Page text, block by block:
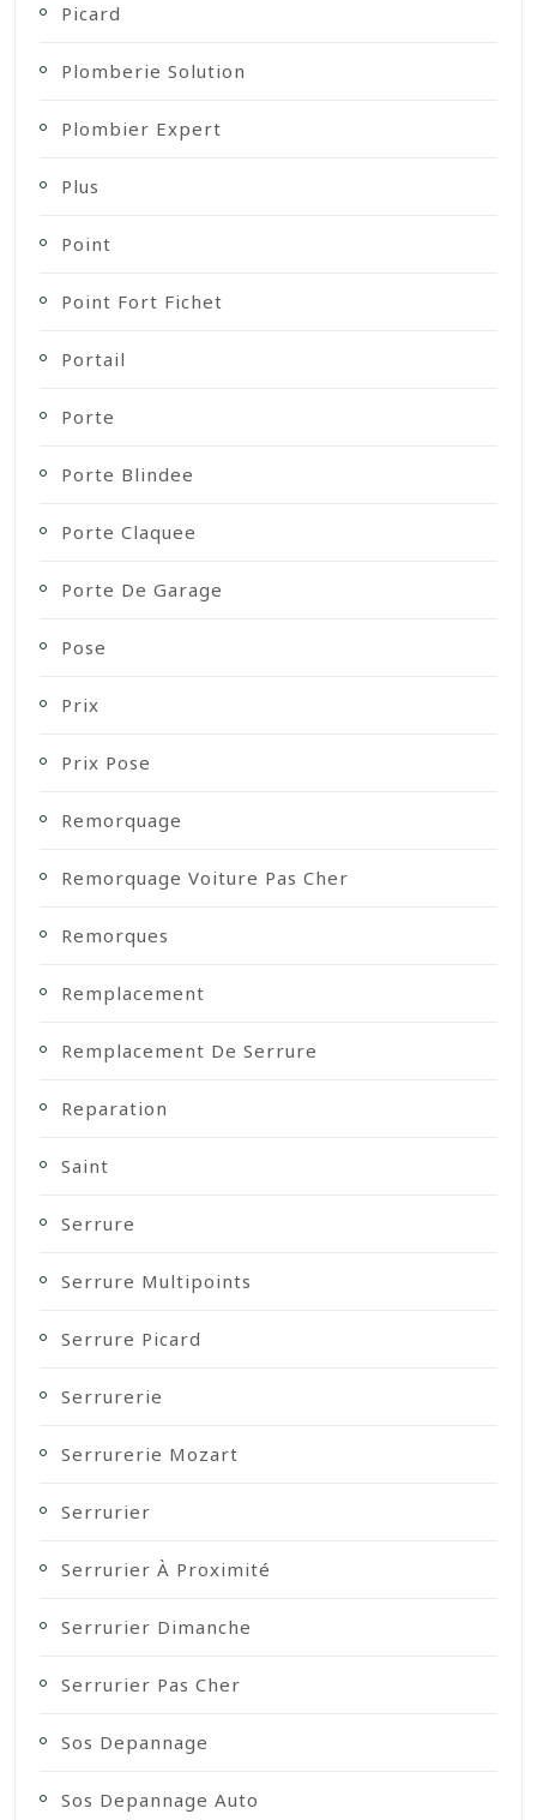
Picard
Plomberie Solution
Plombier Expert
Plus
Point
Point Fort Fichet
Portail
Porte
Porte Blindee
Porte Claquee
Porte De Garage
Pose
Prix
Prix Pose
Remorquage
Remorquage Voiture Pas Cher
Remorques
Remplacement
Remplacement De Serrure
Reparation
Saint
Serrure
Serrure Multipoints
Serrure Picard
Serrurerie
Serrurerie Mozart
Serrurier
Serrurier À Proximité
Serrurier Dimanche
Serrurier Pas Cher
Sos Depannage
Sos Depannage Auto